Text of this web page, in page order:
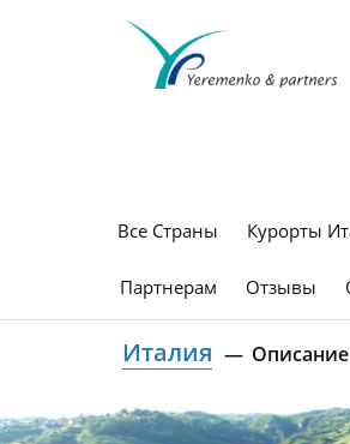
Все Страны Курорты
Партнерам Отзывы
Италия Описание